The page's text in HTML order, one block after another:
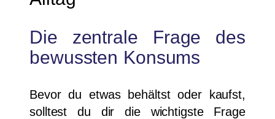
Die zentrale Frage des
bewussten Konsums
Bevor du etwas behältst oder kaufst,
solltest du dir die wichtigste Frage